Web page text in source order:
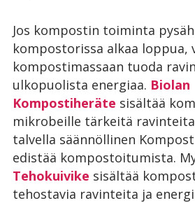
Jos kompostin toiminta
kompostorissa alkaa loppua,
kompostimassaan tuoda
ulkopuolista energiaa. Biolan
Kompostiheräte sisältää
mikrobeille tärkeitä
talvella säännöllinen
edistää kompostoitumista.
Tehokuivike sisältää
tehostavia ravinteita ja